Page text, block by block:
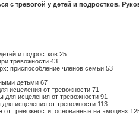
с тревогой у детей и подростков.
и подростков 25
тревожности 43
приспособление членов семьи 53
детьми 67
исцеления от тревожности 71
для исцеления от тревожности 91
исцеления от тревожности 113
от тревожности, основанные на эмоциях